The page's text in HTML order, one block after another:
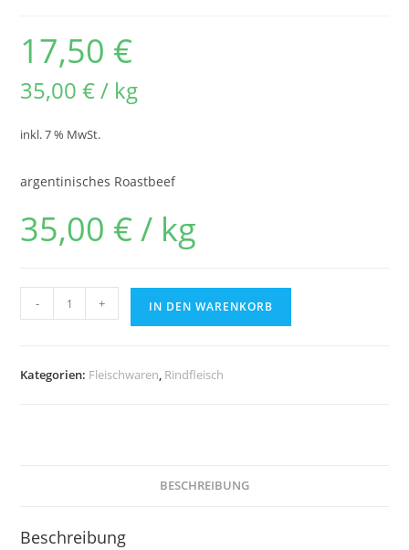
17,50 €
35,00€/ kg
inkl. 7 % MwSt.
argentinisches Roastbeef
35,00 € / kg
- + IN DEN WARENKORB
Kategorien: Fleischwaren, Rindfleisch
BESCHREIBUNG
Beschreibung